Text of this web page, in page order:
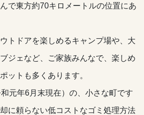
で東方約70キロメートルの位置にあ
トドアを楽しめるキャンプ場や、大
ジェなど、ご家族みんなで、楽しめ
ットも多くあります。
元年6月末現在）の、小さな町です
に頼らない低コストなゴミ処理方法